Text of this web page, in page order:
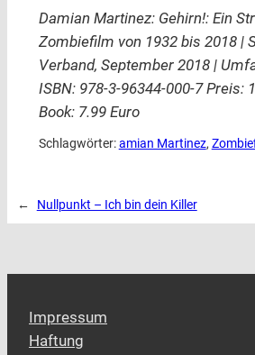
Damian Martinez: Gehirn!: Ein
Zombiefilm von 1932 bis 2018 |
Verband, September 2018 |
ISBN: 978-3-96344-000-7 Preis:
Book: 7.99 Euro
Schlagwörter:amian Martinez,
← Nullpunkt – Ich bin dein Killer
Impressum
Haftung